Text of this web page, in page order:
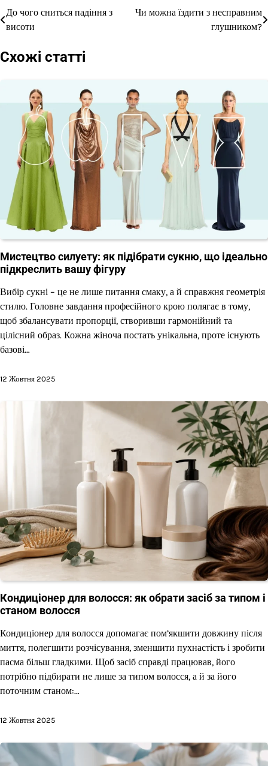
Навігація
До чого сниться падіння з
висоти
Чи можна їздити з несправним
глушником?
Схожі статті
Мистецтво силуету: як підібрати сукню, що ідеально
підкреслить вашу фігуру
Вибір сукні – це не лише питання смаку, а й справжня геометрія
стилю. Головне завдання професійного крою полягає в тому,
щоб збалансувати пропорції, створивши гармонійний та
цілісний образ. Кожна жіноча постать унікальна, проте існують
базові…
12 Жовтня 2025
Кондиціонер для волосся: як обрати засіб за типом і
станом волосся
Кондиціонер для волосся допомагає пом’якшити довжину після
миття, полегшити розчісування, зменшити пухнастість і зробити
пасма більш гладкими. Щоб засіб справді працював, його
потрібно підбирати не лише за типом волосся, а й за його
поточним станом:…
12 Жовтня 2025